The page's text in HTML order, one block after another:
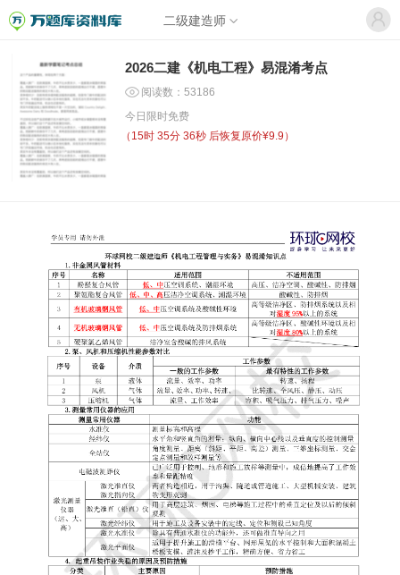
二级建造师
2026二建《机电工程》易混淆考点
阅读数：53186
今日限时免费
（ 15时 35分 36秒 后恢复原价¥9.9）